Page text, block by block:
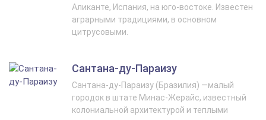
Аликанте, Испания, на юго-востоке. Известен
аграрными традициями, в основном
цитрусовыми.
Сантана-ду-Параизу
Сантана-ду-Параизу (Бразилия) —малый
городок в штате Минас-Жерайс, известный
колониальной архитектурой и теплыми